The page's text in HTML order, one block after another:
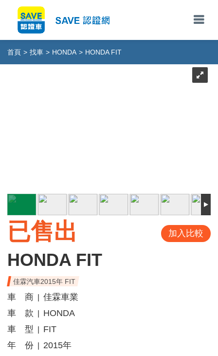
首頁 > 找車 > HONDA > HONDA FIT
已售出 加入比較
HONDA FIT
佳霖汽車2015年 FIT
車 商
佳霖車業
車 款
HONDA
車 型
FIT
年 份
2015年